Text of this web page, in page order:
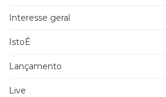
Interesse geral
IstoÉ
Lançamento
Live